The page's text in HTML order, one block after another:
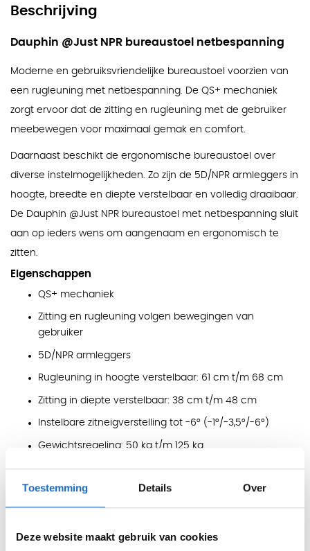
Toestemming Details Over
Deze website maakt gebruik van cookies
Beschrijving
Dauphin @Just NPR bureaustoel netbespanning
Moderne en gebruiksvriendelijke bureaustoel voorzien van
een rugleuning met netbespanning. De QS+ mechaniek
zorgt ervoor dat de zitting en rugleuning met de gebruiker
meebewegen voor maximaal gemak en comfort.
Daarnaast beschikt de ergonomische bureaustoel over
diverse instelmogelijkheden. Zo zijn de 5D/NPR armleggers in
hoogte, breedte en diepte verstelbaar en volledig draaibaar.
De Dauphin @Just NPR bureaustoel met netbespanning sluit
aan op ieders wens om aangenaam en ergonomisch te
zitten.
Eigenschappen
QS+ mechaniek
Zitting en rugleuning volgen bewegingen van
gebruiker
5D/NPR armleggers
Rugleuning in hoogte verstelbaar: 61 cm t/m 68 cm
Zitting in diepte verstelbaar: 38 cm t/m 48 cm
Instelbare zitneigverstelling tot -6° (-1°/-3,5°/-6°)
Gewichtsregeling: 50 kg t/m 125 kg
In diepte verstelbare lendensteun
Rugleuning van netbespanning
Certificering